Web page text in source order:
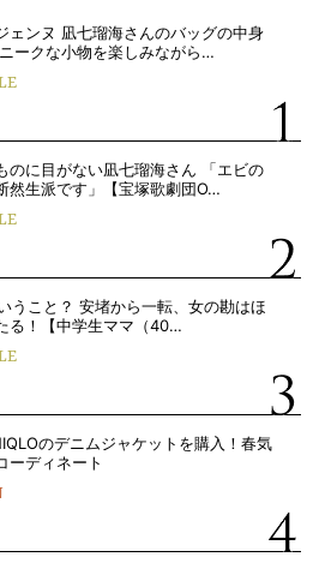
ェンヌ 凪七瑠海さんのバッグの中身
ークな小物を楽しみながら…
のに目がない凪七瑠海さん 「エビの
然生派です」【宝塚歌劇団O…
うこと？ 安堵から一転、女の勘はほ
る！【中学生ママ（40…
のデニムジャケットを購入！春気
ーディネート